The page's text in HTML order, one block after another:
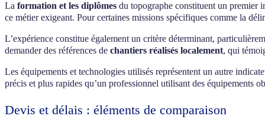
La formation et les diplômes du topographe constituent un premier
ce métier exigeant. Pour certaines missions spécifiques comme la
L’expérience constitue également un critère déterminant,
demander des références de chantiers réalisés localement, qui
Les équipements et technologies utilisés représentent un autre
précis et plus rapides qu’un professionnel utilisant des équipements
Devis et délais : éléments de comparaison